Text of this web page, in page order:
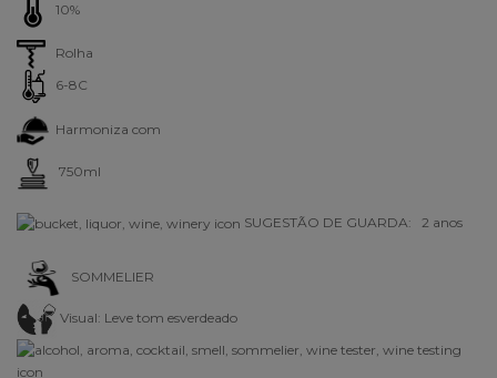
10%
Rolha
6-8C
Harmoniza com
750ml
SUGESTÃO DE GUARDA: 2 anos
SOMMELIER
Visual: Leve tom esverdeado